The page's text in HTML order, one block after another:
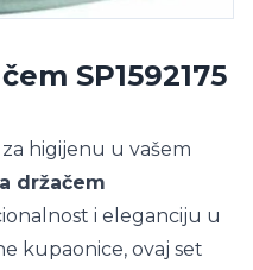
SP1592175
higijenu u vašem
držačem
i eleganciju u
kupaonice, ovaj set